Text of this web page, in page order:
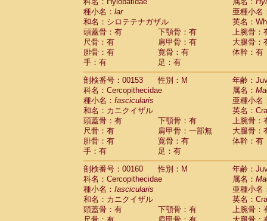
種小名： lar
亜種小名
和名：シロテテナガザル
英名：
頭蓋骨：有
下顎骨：有
上腕骨：
尺骨：有
肩甲骨：有
大腿骨：
腓骨：有
寛骨：有
体幹：有
手：有
足：有
剖検番号：00153
性別：M
年齢：
科名：Cercopithecidae
属名：
種小名： fascicularis
亜種小名
和名：カニクイザル
英名：
頭蓋骨：有
下顎骨：有
上腕骨：
尺骨：有
肩甲骨：一部無
大腿骨：
腓骨：有
寛骨：有
体幹：有
手：有
足：有
剖検番号：00160
性別：M
年齢：
科名：Cercopithecidae
属名：
種小名： fascicularis
亜種小名
和名：カニクイザル
英名：
頭蓋骨：有
下顎骨：有
上腕骨：